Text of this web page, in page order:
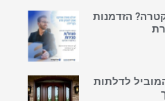
הזדמנות
לדלתות